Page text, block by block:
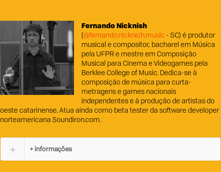
Fernando Nicknish
(@fernando.nicknich.music - SC) é produtor
musical e compositor, bacharel em Música
pela UFPR e mestre em Composição
Musical para Cinema e Videogames pela
Berklee College of Music. Dedica-se à
composição de música para curta-
metragens e games nacionais
independentes e à produção de artistas do
oeste catarinense. Atua ainda como beta tester da software developer
norteamericana Soundiron.com.
+ informações